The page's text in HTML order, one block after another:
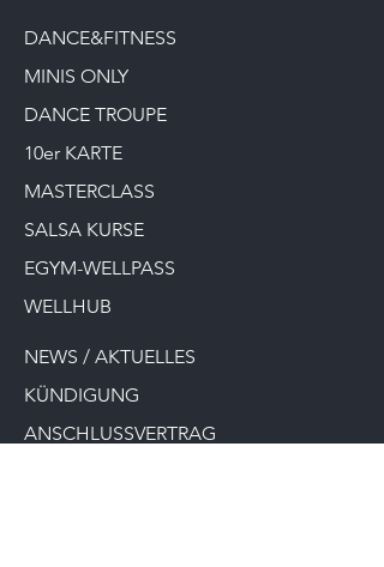
DANCE&FITNESS
MINIS ONLY
DANCE TROUPE
10er KARTE
MASTERCLASS
SALSA KURSE
EGYM-WELLPASS
WELLHUB
NEWS / AKTUELLES
KÜNDIGUNG
ANSCHLUSSVERTRAG